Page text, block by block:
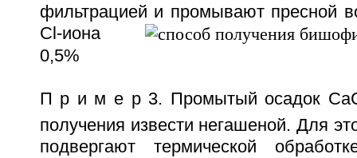
фильтрацией и промывают пресной
Cl-иона
0,5%
П р и м е р 3. Промытый осадок
получения извести негашеной. Для
подвергают термической